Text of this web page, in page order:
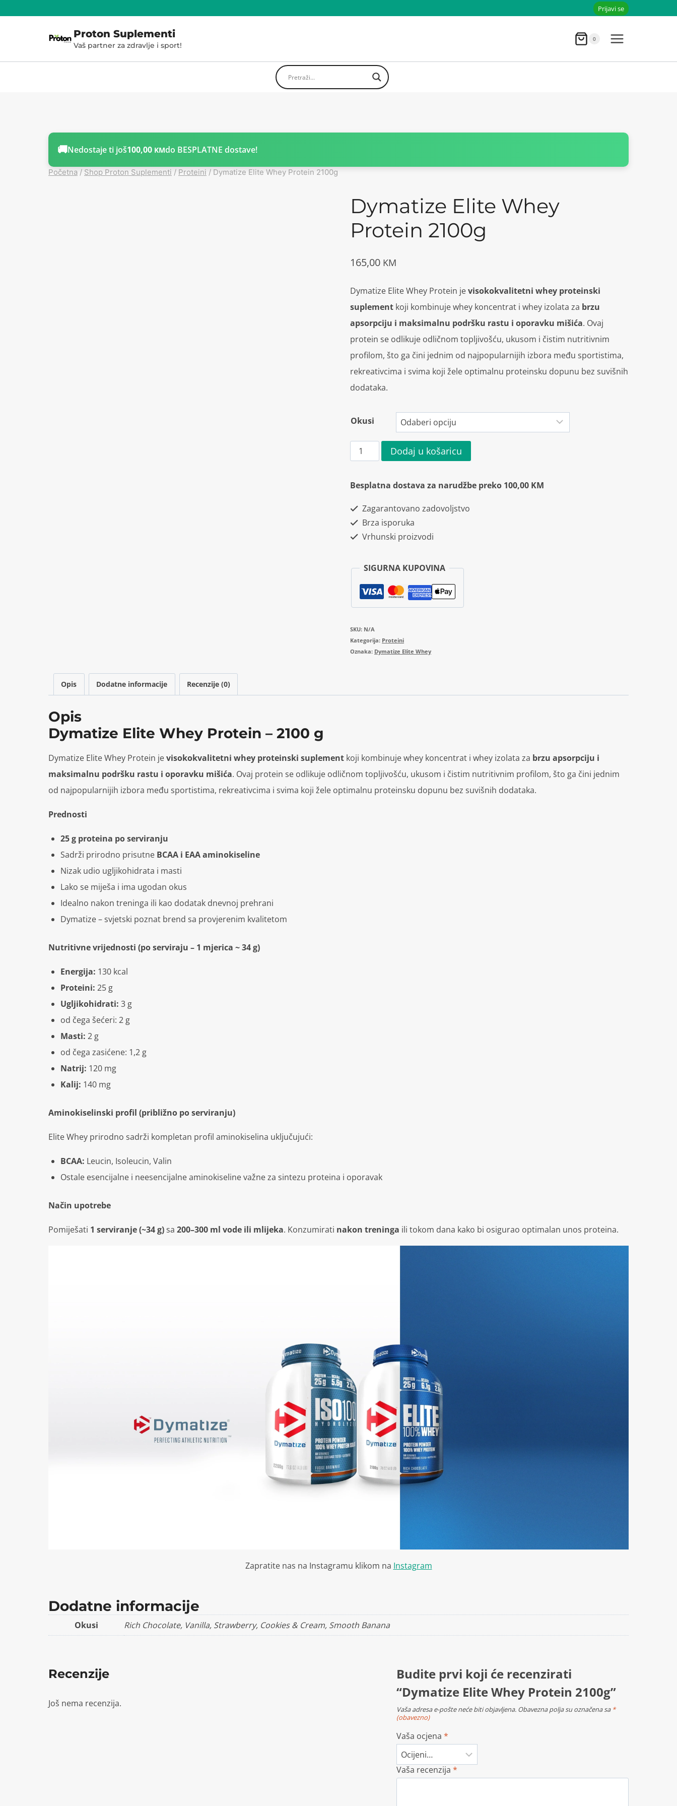
Prijavi se
Proton Suplementi
Vaš partner za zdravlje i sport!
0
🚚Nedostaje ti još100,00 KMdo BESPLATNE dostave!
Početna / Shop Proton Suplementi / Proteini / Dymatize Elite Whey Protein 2100g
Dymatize Elite Whey
Protein 2100g
165,00 KM
Dymatize Elite Whey Protein jevisokokvalitetni whey proteinski
suplement koji kombinuje whey koncentrat i whey izolata za brzu
apsorpciju i maksimalnu podršku rastu i oporavku mišića. Ovaj
protein se odlikuje odličnom topljivošću, ukusom i čistim nutritivnim
profilom, što ga čini jednim od najpopularnijih izbora među sportistima,
rekreativcima i svima koji žele optimalnu proteinsku dopunu bez suvišnih
dodataka.
Okusi
Dymatize
Elite
Whey
2100g
količina
Dodaj u košaricu
Besplatna dostava za narudžbe preko 100,00 KM
Zagarantovano zadovoljstvo
Brza isporuka
Vrhunski proizvodi
SIGURNA KUPOVINA
SKU: N/A
Kategorija: Proteini
Oznaka: Dymatize Elite Whey
Opis Dodatne informacije Recenzije (0)
Opis
Dymatize Elite Whey Protein – 2100 g
Dymatize Elite Whey Protein jevisokokvalitetni whey proteinski suplement koji kombinuje whey koncentrat i whey izolata za brzu apsorpciju i
maksimalnu podršku rastu i oporavku mišića. Ovaj protein se odlikuje odličnom topljivošću, ukusom i čistim nutritivnim profilom, što ga čini jednim
od najpopularnijih izbora među sportistima, rekreativcima i svima koji žele optimalnu proteinsku dopunu bez suvišnih dodataka.
Prednosti
25 g proteina po serviranju
Sadrži prirodno prisutne BCAA i EAA aminokiseline
Nizak udio ugljikohidrata i masti
Lako se miješa i ima ugodan okus
Idealno nakon treninga ili kao dodatak dnevnoj prehrani
Dymatize – svjetski poznat brend sa provjerenim kvalitetom
Nutritivne vrijednosti (po serviraju – 1 mjerica ~ 34 g)
Energija: 130 kcal
Proteini: 25 g
Ugljikohidrati: 3 g
od čega šećeri: 2 g
Masti: 2 g
od čega zasićene: 1,2 g
Natrij: 120 mg
Kalij: 140 mg
Aminokiselinski profil (približno po serviranju)
Elite Whey prirodno sadrži kompletan profil aminokiselina uključujući:
BCAA: Leucin, Isoleucin, Valin
Ostale esencijalne i neesencijalne aminokiseline važne za sintezu proteina i oporavak
Način upotrebe
Pomiješati 1 serviranje (~34 g) sa 200–300 ml vode ili mlijeka. Konzumirati nakon treninga ili tokom dana kako bi osigurao optimalan unos proteina.
Zapratite nas na Instagramu klikom na Instagram
Dodatne informacije
Okusi Rich Chocolate, Vanilla, Strawberry, Cookies & Cream, Smooth Banana
Recenzije
Još nema recenzija.
Budite prvi koji će recenzirati
“Dymatize Elite Whey Protein 2100g”
Vaša adresa e-pošte neće biti objavljena. Obavezna polja su označena sa *
(obavezno)
Vaša ocjena*
Vaša recenzija*